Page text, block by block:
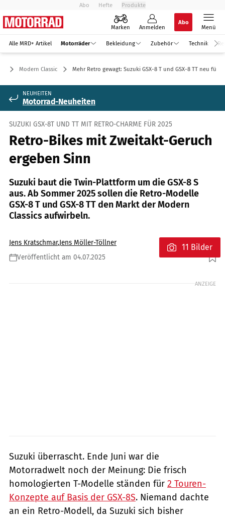
Abo Hefte Produkte
Marken Anmelden
Abo
Menü
Alle MRD+ Artikel Motorräder Bekleidung Zubehör Technik
Modern Classic Mehr Retro gewagt: Suzuki GSX-8 T und GSX-8 TT neu für
NEUHEITEN
Motorrad-Neuheiten
SUZUKI GSX-8T UND TT MIT RETRO-CHARME FÜR 2025
Retro-Bikes mit Zweitakt-Geruch
ergeben Sinn
Suzuki baut die Twin-Plattform um die GSX-8 S
aus. Ab Sommer 2025 sollen die Retro-Modelle
GSX-8 T und GSX-8 TT den Markt der Modern
Classics aufwirbeln.
Jens Kratschmar,Jens Möller-Töllner
Veröffentlicht am 04.07.2025
Foto: Suzuki
11 Bilder
ANZEIGE
Suzuki überrascht. Ende Juni war die
Motorradwelt noch der Meinung: Die frisch
homologierten T-Modelle ständen für 2 Touren-
Konzepte auf Basis der GSX-8S. Niemand dachte
an ein Retro-Modell, da Suzuki sich bisher